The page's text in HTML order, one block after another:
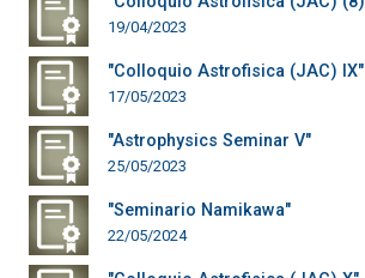
19/04/2023
"Colloquio Astrofisica (JAC) IX"
17/05/2023
"Astrophysics Seminar V"
25/05/2023
"Seminario Namikawa"
22/05/2024